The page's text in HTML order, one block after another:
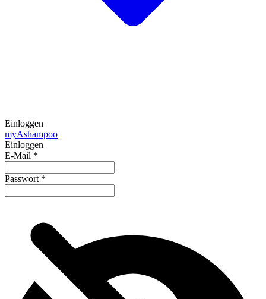
Einloggen
myAshampoo
Einloggen
E-Mail *
Passwort *